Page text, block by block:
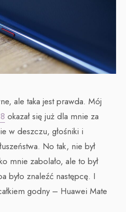
ale taka jest prawda. Mój
okazał się już dla mnie za
w deszczu, głośniki i
No tak, nie był
mnie zabolało, ale to był
było znaleźć następcę. I
godny – Huawei Mate